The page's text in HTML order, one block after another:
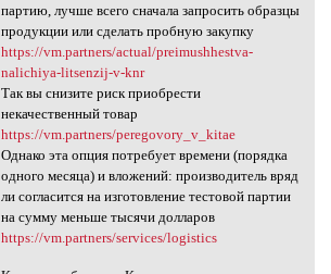
партию, лучше всего сначала запросить образцы
продукции или сделать пробную закупку
https://vm.partners/actual/preimushhestva-
nalichiya-litsenzij-v-knr
Так вы снизите риск приобрести
некачественный товар
https://vm.partners/peregovory_v_kitae
Однако эта опция потребует времени (порядка
одного месяца) и вложений: производитель вряд
ли согласится на изготовление тестовой партии
на сумму меньше тысячи долларов
https://vm.partners/services/logistics